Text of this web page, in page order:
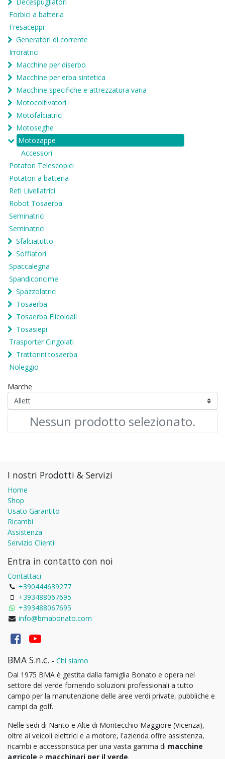
Decespugliatori
Forbici a batteria
Fresaceppi
Generatori di corrente
Irroratrici
Macchine per diserbo
Macchine per erba sintetica
Macchine specifiche e attrezzatura varia
Motocoltivatori
Motofalciatrici
Motoseghe
Motozappe
Accessori
Potatori Telescopici
Potatori a batteria
Reti Livellatrici
Robot Tosaerba
Seminatrici
Seminatrici
Sfalciatutto
Soffiatori
Spaccalegna
Spandiconcime
Spazzolatrici
Tosaerba
Tosaerba Elicoidali
Tosasiepi
Trasporter Cingolati
Trattorini tosaerba
Noleggio
Marche
Nessun prodotto selezionato.
I nostri Prodotti & Servizi
Home
Shop
Usato Garantito
Ricambi
Assistenza
Servizio Clienti
Entra in contatto con noi
Contattaci
+390444639277
+393488067695
+393488067695
info@bmabonato.com
BMA S.n.c. - Chi siamo
Dal 1975 BMA è gestita dalla famiglia Bonato e opera nel
settore del verde fornendo soluzioni professionali a tutto
campo per la manutenzione delle aree verdi private, pubbliche e
campi da golf.
Nelle sedi di Nanto e Alte di Montecchio Maggiore (Vicenza),
oltre ai veicoli elettrici e a motore, l'azienda offre assistenza,
ricambi e accessoristica per una vasta gamma di macchine
agricole e macchinari per il verde.